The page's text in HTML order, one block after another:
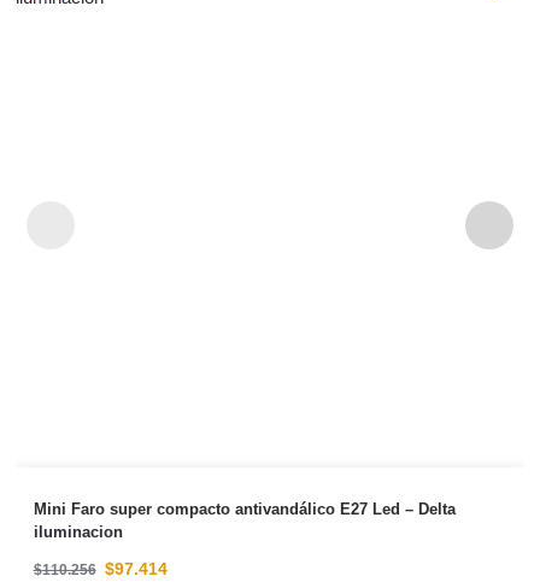
Mini Faro super compacto antivandálico E27 Led – Delta
iluminacion
$110.256 $97.414